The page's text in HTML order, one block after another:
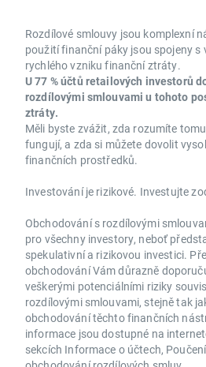
Rozdílové smlouvy jsou komplexní
použití finanční páky jsou spojeny s
rychlého vzniku finanční ztráty.
U 77 % účtů retailových investorů
rozdílovými smlouvami u tohoto
ztráty.
Měli byste zvážit, zda rozumíte
fungují, a zda si můžete dovolit
finančních prostředků.
Investování je rizikové. Investujte
Obchodování s rozdílovými
pro všechny investory, neboť
spekulativní a rizikovou investici.
obchodování Vám důrazně
veškerými potenciálními riziky
rozdílovými smlouvami, stejně tak
obchodování těchto finančních
informace jsou dostupné na
sekcích Informace o účtech,